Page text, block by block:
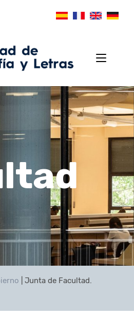
Junta de Facultad.